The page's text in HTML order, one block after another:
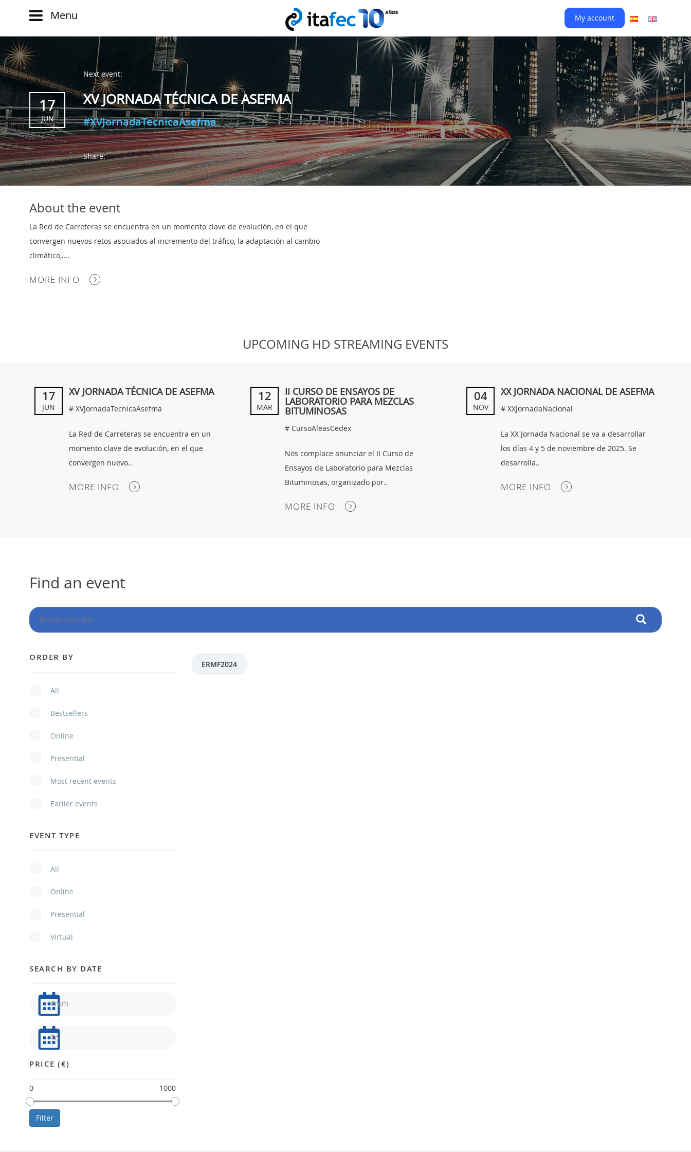
Menu My account
Main
HOME
EVOLUTION
WATCH
NOW
PRODUMER
VIDEOS
DIGITAL
EXPERIENCE
NEWS
BLOG
CLUB
AUTHORS
CONTACT
FAQ
Share:
Next event:
17
JUN
XV JORNADA TÉCNICA DE ASEFMA
#XVJornadaTecnicaAsefma
Share:
About the event
La Red de Carreteras se encuentra en un momento clave de evolución, en el que
convergen nuevos retos asociados al incremento del tráfico, la adaptación al cambio
climático,....
MORE INFO
UPCOMING HD STREAMING EVENTS
17
JUN
XV JORNADA TÉCNICA DE ASEFMA
# XVJornadaTecnicaAsefma
La Red de Carreteras se encuentra en un
momento clave de evolución, en el que
convergen nuevo..
MORE INFO
12
MAR
II CURSO DE ENSAYOS DE
LABORATORIO PARA MEZCLAS
BITUMINOSAS
# CursoAleasCedex
Nos complace anunciar el II Curso de
Ensayos de Laboratorio para Mezclas
Bituminosas, organizado por..
MORE INFO
04
NOV
XX JORNADA NACIONAL DE ASEFMA
# XXJornadaNacional
La XX Jornada Nacional se va a desarrollar
los días 4 y 5 de noviembre de 2025. Se
desarrolla..
MORE INFO
Find an event
ORDER BY
All
Bestsellers
Online
Presential
Most recent events
Earlier events
EVENT TYPE
All
Online
Presential
Virtual
SEARCH BY DATE
PRICE (€)
0 1000
Filter
ERMF2024